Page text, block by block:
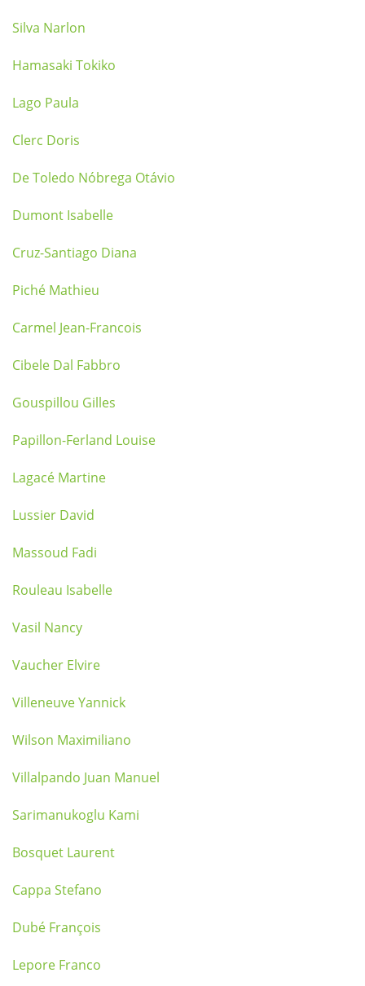
Silva Narlon
Hamasaki Tokiko
Lago Paula
Clerc Doris
De Toledo Nóbrega Otávio
Dumont Isabelle
Cruz-Santiago Diana
Piché Mathieu
Carmel Jean-Francois
Cibele Dal Fabbro
Gouspillou Gilles
Papillon-Ferland Louise
Lagacé Martine
Lussier David
Massoud Fadi
Rouleau Isabelle
Vasil Nancy
Vaucher Elvire
Villeneuve Yannick
Wilson Maximiliano
Villalpando Juan Manuel
Sarimanukoglu Kami
Bosquet Laurent
Cappa Stefano
Dubé François
Lepore Franco